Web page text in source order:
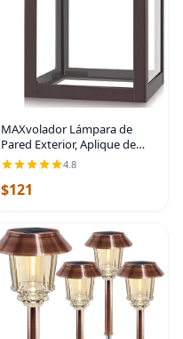
MAXvolador Lámpara de
Pared Exterior, Aplique de
Pared Impermeable, Luces
Montadas Antióxido en
Chocolate Oscuro, Vidrio,
4.8
$121